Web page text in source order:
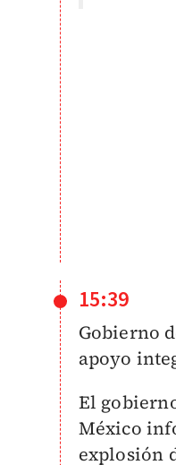
15:39
Gobierno
apoyo
El
México
explosión